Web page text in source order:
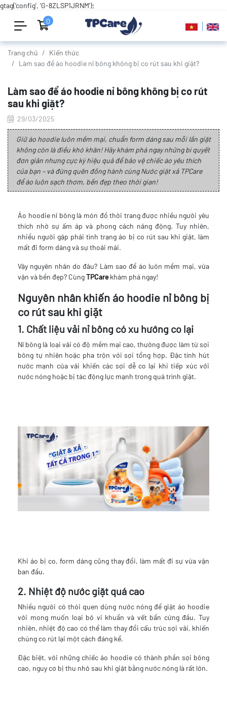
gtag('config', 'G-8ZLSP1JRNM');
0
Trang chủ
Kiến thức
Làm sao để áo hoodie nỉ bông không bị co rút sau khi giặt?
Làm sao để áo hoodie nỉ bông không bị co rút
sau khi giặt?
29/03/2025
Giữ áo hoodie luôn mềm mại, chuẩn form dáng sau mỗi lần giặt
không còn là điều khó khăn! Hãy khám phá ngay những bí quyết
đơn giản nhưng cực kỳ hiệu quả để bảo vệ chiếc áo yêu thích
của bạn – và đừng quên đồng hành cùng Nước giặt xả TPCare
để áo luôn sạch thơm, bền đẹp theo thời gian!
Áo hoodie nỉ bông là món đồ thời trang được nhiều người yêu
thích nhờ sự ấm áp và phong cách năng động. Tuy nhiên,
nhiều người gặp phải tình trạng áo bị co rút sau khi giặt, làm
mất đi form dáng và sự thoải mái.
Vậy nguyên nhân do đâu? Làm sao để áo luôn mềm mại, vừa
vặn và bền đẹp? CùngTPCarekhám phá ngay!
Nguyên nhân khiến áo hoodie nỉ bông bị
co rút sau khi giặt
1. Chất liệu vải nỉ bông có xu hướng co lại
Nỉ bông là loại vải có độ mềm mại cao, thường được làm từ sợi
bông tự nhiên hoặc pha trộn với sợi tổng hợp. Đặc tính hút
nước mạnh của vải khiến các sợi dễ co lại khi tiếp xúc với
nước nóng hoặc bị tác động lực mạnh trong quá trình giặt.
Khi áo bị co, form dáng cũng thay đổi, làm mất đi sự vừa vặn
ban đầu.
2. Nhiệt độ nước giặt quá cao
Nhiều người có thói quen dùng nước nóng để giặt áo hoodie
với mong muốn loại bỏ vi khuẩn và vết bẩn cứng đầu. Tuy
nhiên, nhiệt độ cao có thể làm thay đổi cấu trúc sợi vải, khiến
chúng co rút lại một cách đáng kể.
Đặc biệt, với những chiếc áo hoodie có thành phần sợi bông
cao, nguy cơ bị thu nhỏ sau khi giặt bằng nước nóng là rất lớn.